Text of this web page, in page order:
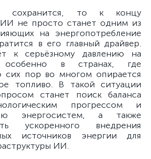
сохранится, то к концу
ИИ не просто станет одним из
на энергопотребление
в его главный драйвер.
к серьёзному давлению на
особенно в странах, где
сих пор во многом опирается
топливо. В такой ситуации
станет поиск баланса
прогрессом и
энергосистем, а также
ускоренного внедрения
источников энергии для
ИИ.